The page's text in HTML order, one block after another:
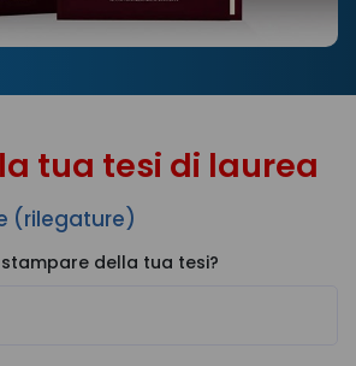
tua tesi di laurea
(rilegature)
della tua tesi?